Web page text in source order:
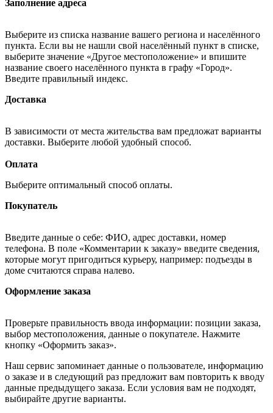
Заполнение адреса
Выберите из списка название вашего региона и населённого
пункта. Если вы не нашли свой населённый пункт в списке,
выберите значение «Другое местоположение» и впишите
название своего населённого пункта в графу «Город».
Введите правильный индекс.
Доставка
В зависимости от места жительства вам предложат варианты
доставки. Выберите любой удобный способ.
Оплата
Выберите оптимальный способ оплаты.
Покупатель
Введите данные о себе: ФИО, адрес доставки, номер
телефона. В поле «Комментарии к заказу» введите сведения,
которые могут пригодиться курьеру, например: подъезды в
доме считаются справа налево.
Оформление заказа
Проверьте правильность ввода информации: позиции заказа,
выбор местоположения, данные о покупателе. Нажмите
кнопку «Оформить заказ».
Наш сервис запоминает данные о пользователе, информацию
о заказе и в следующий раз предложит вам повторить к вводу
данные предыдущего заказа. Если условия вам не подходят,
выбирайте другие варианты.